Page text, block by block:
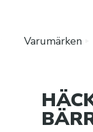
Varumärken